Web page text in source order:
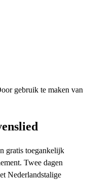
gebruik te maken van
gratis toegankelijk
Twee dagen
Nederlandstalige